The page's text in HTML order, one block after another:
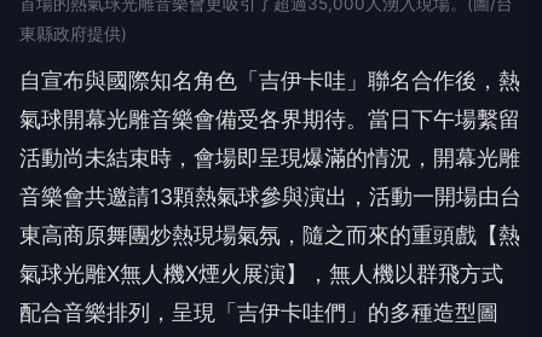
東縣政府提供)
自宣布與國際知名角色「吉伊卡哇」聯名合作後，熱
氣球開幕光雕音樂會備受各界期待。當日下午場繫留
活動尚未結束時，會場即呈現爆滿的情況，開幕光雕
音樂會共邀請13顆熱氣球參與演出，活動一開場由台
東高商原舞團炒熱現場氣氛，隨之而來的重頭戲【熱
氣球光雕X無人機X煙火展演】，無人機以群飛方式
配合音樂排列，呈現「吉伊卡哇們」的多種造型圖